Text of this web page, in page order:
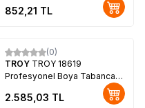
852,21 TL
(0)
TROY TROY 18619
Profesyonel Boya Tabancası
2.585,03 TL